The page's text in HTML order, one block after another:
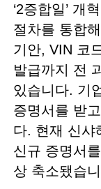
‘2증합일’ 개
절차를 통합
기안, VIN 코
발급까지 전
있습니다. 기
증명서를 받
다. 현재 신샤
신규 증명서
상 축소됐습